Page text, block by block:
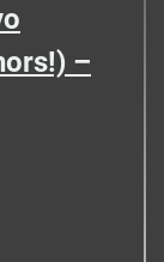
–